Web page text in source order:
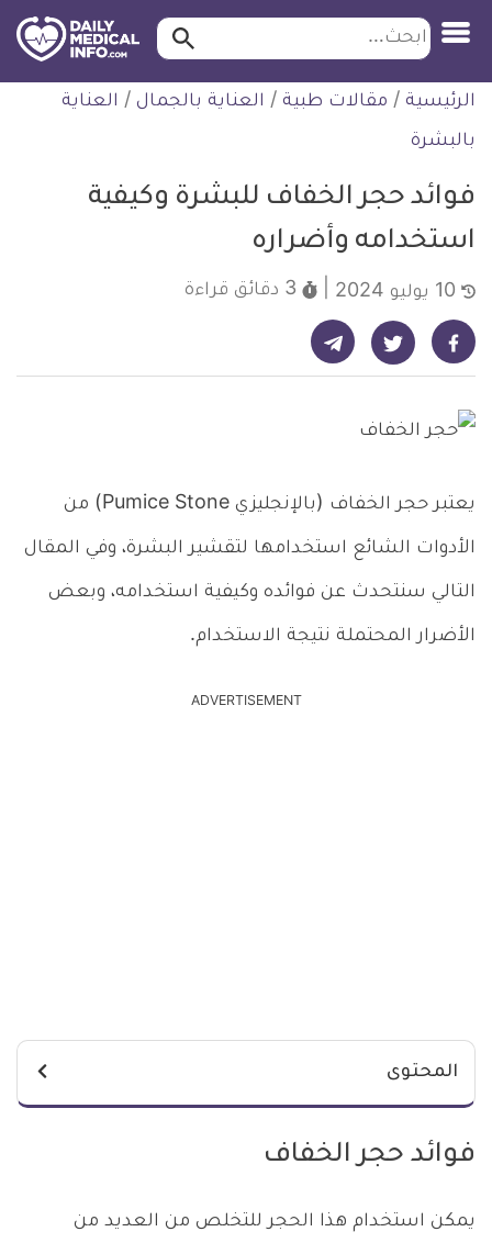
التخطي
للمحتوى
طبية
ابحث ابحث…
الرئيسية / مقالات طبية / العناية بالجمال / العناية
بالبشرة
فوائد حجر الخفاف للبشرة وكيفية
استخدامه وأضراره
3 دقائق قراءة
شارك على فيسبوك - ديلي ميديكال انفو شارك على تويتر - ديلي ميديكال انفو شارك على تيليجرام - ديلي ميديكال انفو
يعتبر حجر الخفاف (بالإنجليزي Pumice Stone) من
الأدوات الشائع استخدامها لتقشير البشرة، وفي المقال
التالي سنتحدث عن فوائده وكيفية استخدامه، وبعض
الأضرار المحتملة نتيجة الاستخدام.
ADVERTISEMENT
المحتوى
فوائد حجر الخفاف
يمكن استخدام هذا الحجر للتخلص من العديد من